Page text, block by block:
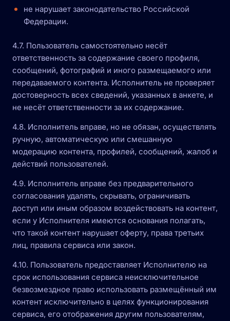
не нарушает законодательство Российской
Федерации.
4.7. Пользователь самостоятельно несёт
ответственность за содержание своего профиля,
сообщений, фотографий и иного размещаемого или
передаваемого контента. Исполнитель не проверяет
достоверность всех сведений, указанных в анкете, и
не несёт ответственности за их содержание.
4.8. Исполнитель вправе, но не обязан, осуществлять
ручную, автоматическую или смешанную
модерацию контента, профилей, сообщений, жалоб и
действий пользователей.
4.9. Исполнитель вправе без предварительного
согласования удалять, скрывать, ограничивать
доступ или иным образом воздействовать на контент,
если у Исполнителя имеются основания полагать,
что такой контент нарушает оферту, права третьих
лиц, правила сервиса или закон.
4.10. Пользователь предоставляет Исполнителю на
срок использования сервиса неисключительное
безвозмездное право использовать размещённый им
контент исключительно в целях функционирования
сервиса, его отображения другим пользователям,